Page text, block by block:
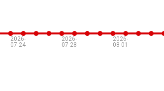
2026-
07-24
2026-
07-28
2026-
08-01